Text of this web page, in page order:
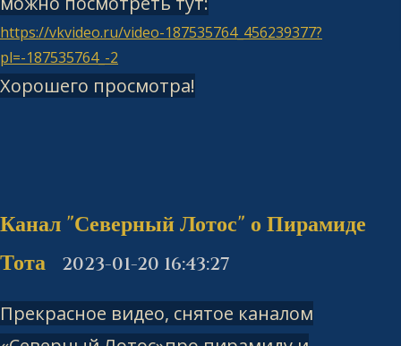
https://vkvideo.ru/video-187535764_456239377?
pl=-187535764_-2
Хорошего просмотра!
Канал "Северный Лотос" о Пирамиде
Тота
2023-01-20 16:43:27
Прекрасное видео, снятое каналом